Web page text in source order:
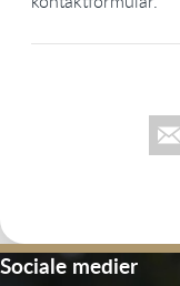
Sociale medier